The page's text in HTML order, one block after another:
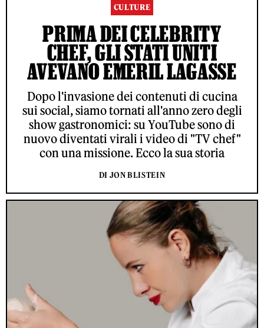
CULTURE
PRIMA DEI CELEBRITY
CHEF, GLI STATI UNITI
AVEVANO EMERIL LAGASSE
Dopo l'invasione dei contenuti di cucina
sui social, siamo tornati all'anno zero degli
show gastronomici: su YouTube sono di
nuovo diventati virali i video di "TV chef"
con una missione. Ecco la sua storia
DI JON BLISTEIN